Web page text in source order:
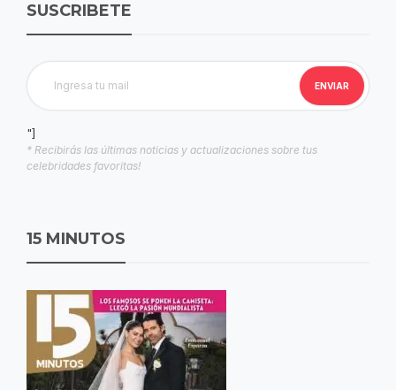
SUSCRIBETE
"]
* Recibirás las últimas noticias y actualizaciones sobre tus
celebridades favoritas!
15 MINUTOS